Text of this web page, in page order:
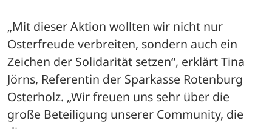
„Mit dieser Aktion wollten wir nicht nur
Osterfreude verbreiten, sondern auch ein
Zeichen der Solidarität setzen“, erklärt Tina
Jörns, Referentin der Sparkasse Rotenburg
Osterholz. „Wir freuen uns sehr über die
große Beteiligung unserer Community, die